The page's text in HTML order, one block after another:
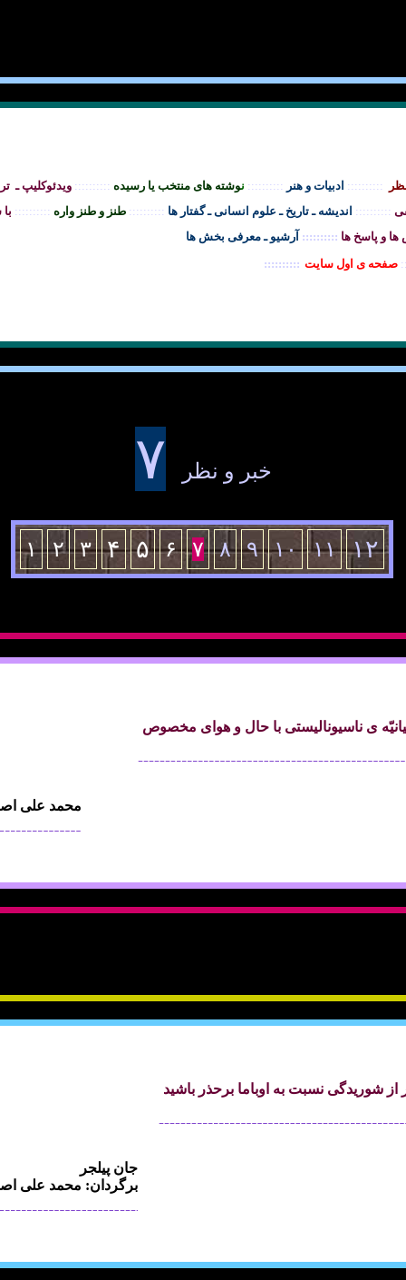
:::::::::: ادبيات و هنر :::::::::: نوشته های منتخب يا رسيده :::::::::: ويدئوکليپ ـ
:::::::::: انديشه ـ تاريخ ـ علوم انسانی ـ گفتار ها :::::::::: طنز و طنز واره ::::::::::
و پاسخ ها :::::::::: آرشيو ـ معرفی بخش ها
صفحه ی اول سايت ::::::::::
خبر و نظر ۷
۱ ۲ ۳ ۴ ۵ ۶ ۷ ۸ ۹ ۱۰ ۱۱ ۱۲
ی ناسيوناليستی با حال و هوای مخصوص
محمد علی
از شوريدگی نسبت به اوباما برحذر باشيد
جان پيلجر
برگردان: محمد علی